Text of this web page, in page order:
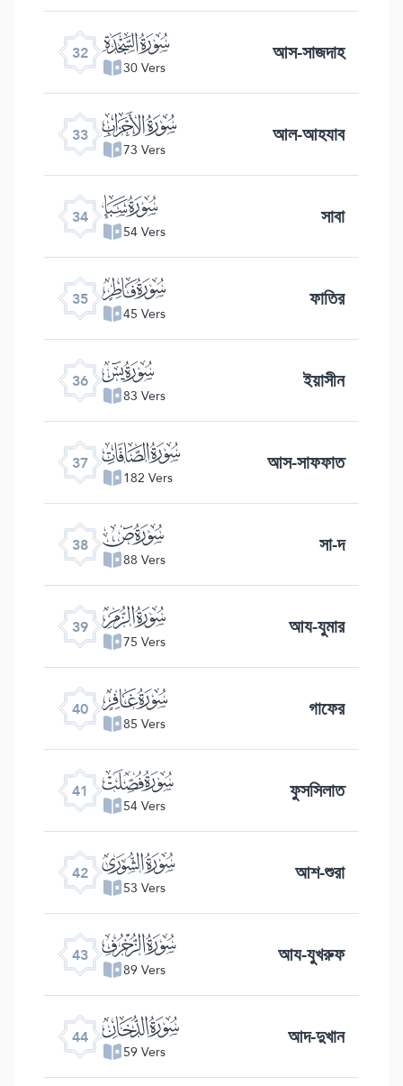
32 ﮬ
30 Vers আস-সাজদাহ
33 ﮭ
73 Vers আল-আহযাব
34 ﮮ
54 Vers সাবা
35 ﮯ
45 Vers ফাতির
36 ﮰ
83 Vers ইয়াসীন
37 ﮱ
182 Vers আস-সাফফাত
38 ﯓ
88 Vers সা-দ
39 ﯔ
75 Vers আয-যুমার
40 ﯕ
85 Vers গাফের
41 ﯖ
54 Vers ফুসসিলাত
42 ﯗ
53 Vers আশ-শুরা
43 ﯘ
89 Vers আয-যুখরুফ
44 ﯙ
59 Vers আদ-দুখান